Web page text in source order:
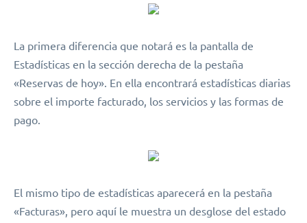
La primera diferencia que notará es la pantalla de
Estadísticas en la sección derecha de la pestaña
«Reservas de hoy». En ella encontrará estadísticas diarias
sobre el importe facturado, los servicios y las formas de
pago.
El mismo tipo de estadísticas aparecerá en la pestaña
«Facturas», pero aquí le muestra un desglose del estado